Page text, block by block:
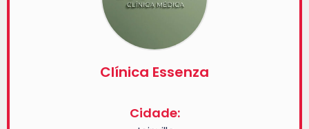
Clínica Essenza
Cidade: